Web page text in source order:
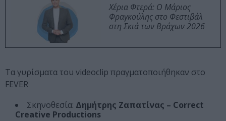
Χέρια Φτερά: Ο Μάριος
Φραγκούλης στο Φεστιβάλ
στη Σκιά των Βράχων 2026
Τα γυρίσματα του videoclip πραγματοποιήθηκαν στο
FEVER
Σκηνοθεσία: Δημήτρης Ζαπατίνας – Correct
Creative Productions